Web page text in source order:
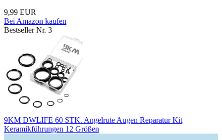
9,99 EUR
Bei Amazon kaufen
Bestseller Nr. 3
9KM DWLIFE 60 STK. Angelrute Augen Reparatur Kit
Keramikführungen 12 Größen